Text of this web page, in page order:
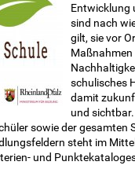
Entwicklung
sind nach
gilt, sie vor
Maßnahmen
schulisches
damit
und
sowie der gesamten
steht im
und